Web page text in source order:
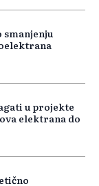
u projekte
elektrana do